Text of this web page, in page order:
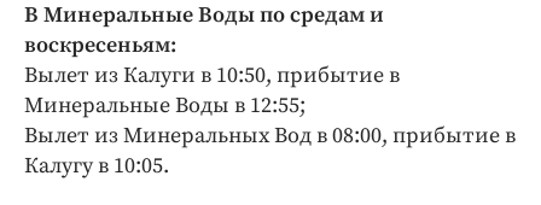
В Минеральные Воды по средам и
воскресеньям:
Вылет из Калуги в 10:50, прибытие в
Минеральные Воды в 12:55;
Вылет из Минеральных Вод в 08:00, прибытие в
Калугу в 10:05.